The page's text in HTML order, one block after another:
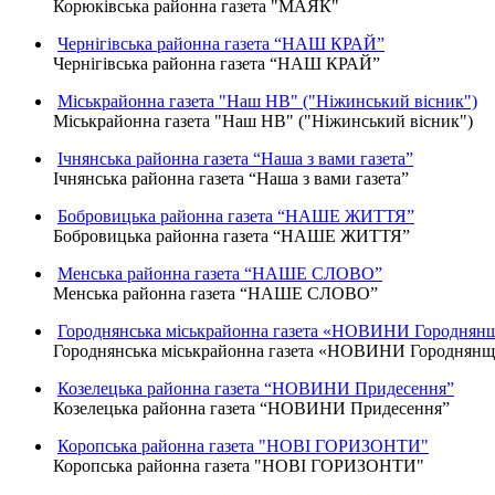
Корюківська районна газета "МАЯК"
Чернігівська районна газета “НАШ КРАЙ”
Чернігівська районна газета “НАШ КРАЙ”
Міськрайонна газета "Наш НВ" ("Ніжинський вісник")
Міськрайонна газета "Наш НВ" ("Ніжинський вісник")
Ічнянська районна газета “Наша з вами газета”
Ічнянська районна газета “Наша з вами газета”
Бобровицька районна газета “НАШЕ ЖИТТЯ”
Бобровицька районна газета “НАШЕ ЖИТТЯ”
Менська районна газета “НАШЕ СЛОВО”
Менська районна газета “НАШЕ СЛОВО”
Городнянська міськрайонна газета «НОВИНИ
Городнянська міськрайонна газета «НОВИНИ
Козелецька районна газета “НОВИНИ Придесення”
Козелецька районна газета “НОВИНИ Придесення”
Коропська районна газета "НОВІ ГОРИЗОНТИ"
Коропська районна газета "НОВІ ГОРИЗОНТИ"